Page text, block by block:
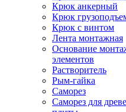
Крюк анкерный
Крюк
Крюк с винтом
Лента монтажная
Основание
элементов
Растворитель
Рым-гайка
Саморез
Саморез для